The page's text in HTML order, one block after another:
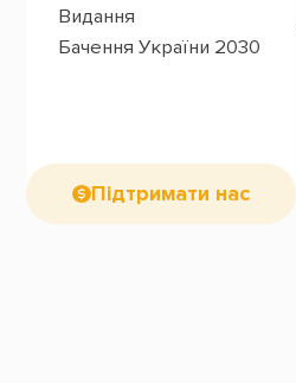
Видання
Бачення України 2030
Підтримати нас